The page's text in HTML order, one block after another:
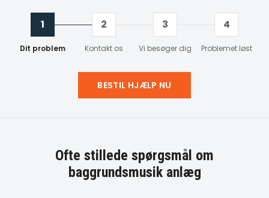
1
Dit problem
2
Kontakt os
3
Vi besøger dig
4
Problemet løst
BESTIL HJÆLP NU
Ofte stillede spørgsmål om
baggrundsmusik anlæg